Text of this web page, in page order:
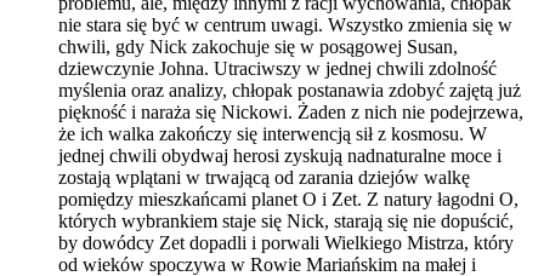
nie stara się być w centrum uwagi. Wszystko zmienia się w
chwili, gdy Nick zakochuje się w posągowej Susan,
dziewczynie Johna. Utraciwszy w jednej chwili zdolność
myślenia oraz analizy, chłopak postanawia zdobyć zajętą już
piękność i naraża się Nickowi. Żaden z nich nie podejrzewa,
że ich walka zakończy się interwencją sił z kosmosu. W
jednej chwili obydwaj herosi zyskują nadnaturalne moce i
zostają wplątani w trwającą od zarania dziejów walkę
pomiędzy mieszkańcami planet O i Zet. Z natury łagodni O,
których wybrankiem staje się Nick, starają się nie dopuścić,
by dowódcy Zet dopadli i porwali Wielkiego Mistrza, który
od wieków spoczywa w Rowie Mariańskim na małej i